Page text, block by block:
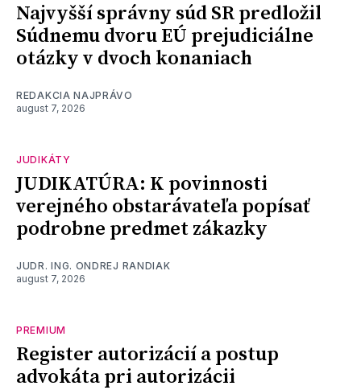
Najvyšší správny súd SR predložil
Súdnemu dvoru EÚ prejudiciálne
otázky v dvoch konaniach
REDAKCIA NAJPRÁVO
august 7, 2026
JUDIKÁTY
JUDIKATÚRA: K povinnosti
verejného obstarávateľa popísať
podrobne predmet zákazky
JUDR. ING. ONDREJ RANDIAK
august 7, 2026
PREMIUM
Register autorizácií a postup
advokáta pri autorizácii